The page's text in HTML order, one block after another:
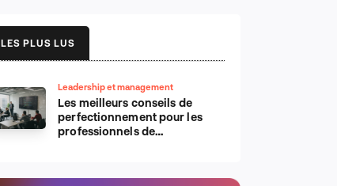
LES PLUS LUS
Leadership et management
Les meilleurs conseils de
perfectionnement pour les
professionnels de